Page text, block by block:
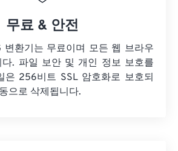
무료 & 안전
변환기는 무료이며 모든 웹 브라우
다. 파일 보안 및 개인 정보 보호를
은 256비트 SSL 암호화로 보호되
으로 삭제됩니다.